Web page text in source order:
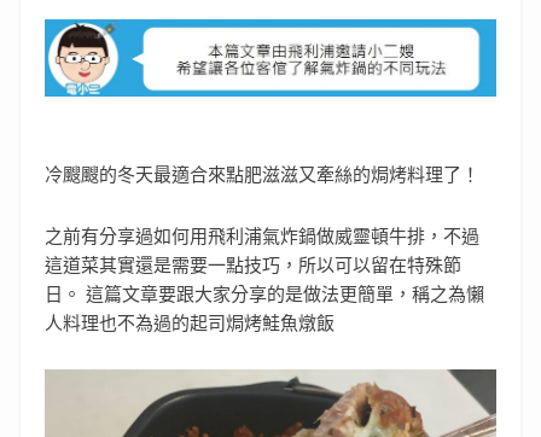
冷颼颼的冬天最適合來點肥滋滋又牽絲的焗烤料理了！
之前有分享過如何用飛利浦氣炸鍋做威靈頓牛排，不過
這道菜其實還是需要一點技巧，所以可以留在特殊節
日。 這篇文章要跟大家分享的是做法更簡單，稱之為懶
人料理也不為過的起司焗烤鮭魚燉飯